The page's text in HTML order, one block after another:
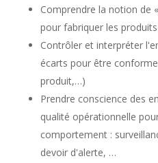
Comprendre la notion de
pour fabriquer les
Contrôler et interpréter
écarts pour être
produit,…)
Prendre conscience des
qualité opérationnelle
comportement :
devoir d'alerte, …